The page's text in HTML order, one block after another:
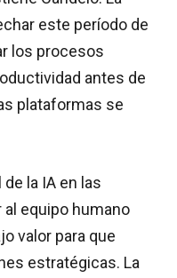
este período de
los procesos
antes de
plataformas se
la IA en las
equipo humano
valor para que
estratégicas. La